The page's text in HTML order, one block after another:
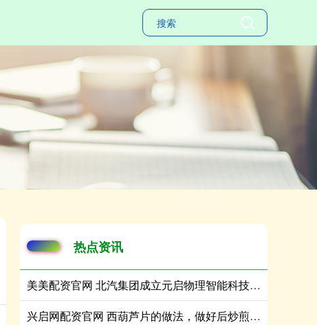
热点资讯
美美配资官网 北汽集团成立元启物理智能科技公司 注册资本8亿
兴启网配资官网 西葫芦片的做法，做好后炒煎凉拌都好吃，清爽脆嫩